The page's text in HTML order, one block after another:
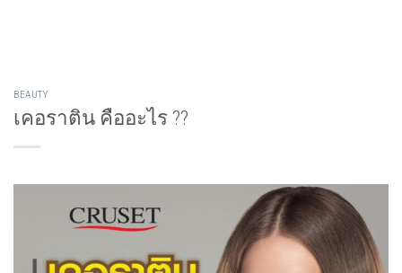
BEAUTY
เคอราติน คืออะไร ??